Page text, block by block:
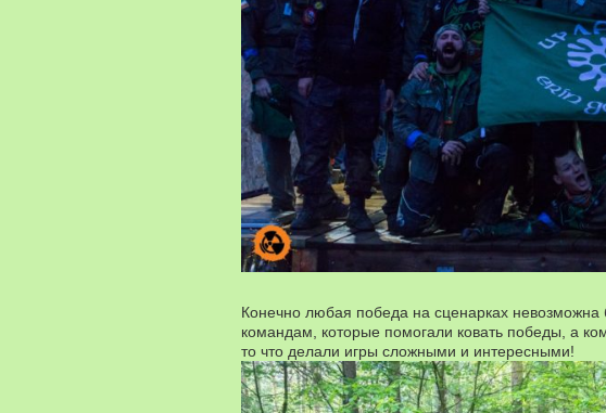
Конечно любая победа на сценарках
командам, которые помогали ковать победы, а
то что делали игры сложными и интересными!